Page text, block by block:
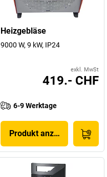
Heizgebläse
9000 W, 9 kW, IP24
exkl. MwSt
419.- CHF
6-9 Werktage
Produkt anzeigen